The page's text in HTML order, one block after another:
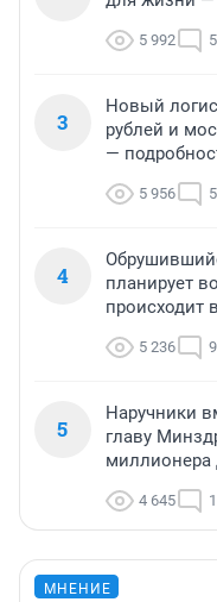
5 992 5
3
Новый
рублей и
—
5 956 5
4
планирует
происходит
5 236 9
5
Наручники
главу
миллионера
4 645
МНЕНИЕ